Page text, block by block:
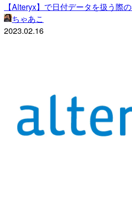
【Alteryx】で日付データを扱う際
ちゃあこ
2023.02.16